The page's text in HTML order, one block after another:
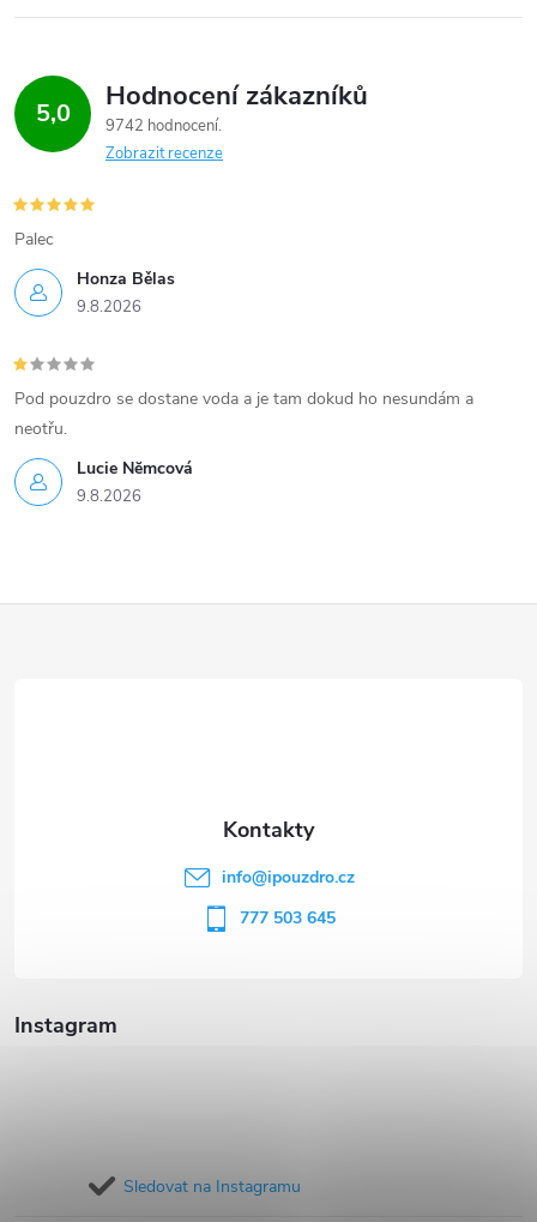
y
v
ý
i
s
u
5,0 Hodnocení zákazníků
9742 hodnocení
Zobrazit recenze
Honza Bělas
9.8.2026
Palec
Lucie Nĕmcová
9.8.2026
Pod pouzdro se dostane voda a je tam dokud ho nesundám a
neotřu.
Instagram
Sledovat na Instagramu
info@ipouzdro.cz
777 503 645